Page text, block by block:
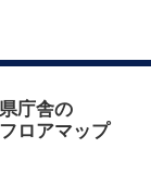
県庁舎の
フロアマップ